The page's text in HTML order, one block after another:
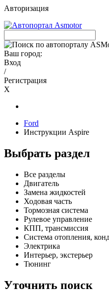
Авторизация
Ваш город:
Вход
/
Регистрация
X
Ford
Инструкции Aspire
Выбрать раздел
Все разделы
Двигатель
Замена жидкостей
Ходовая часть
Тормозная система
Рулевое управление
КПП, трансмиссия
Система отопления,
Электрика
Интерьер, экстерьер
Тюнинг
Уточнить поиск